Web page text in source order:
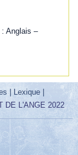
: Anglais –
| Lexique |
DE L'ANGE 2022